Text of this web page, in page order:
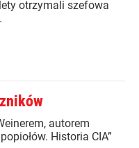
otrzymali szefowa
autorem
Historia CIA”